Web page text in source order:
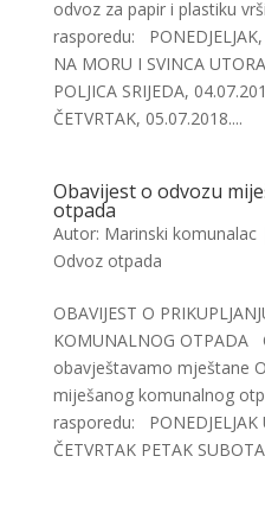
odvoz za papir i plastiku
rasporedu: PONEDJELJAK,
NA MORU I SVINCA
POLJICA SRIJEDA,
ČETVRTAK, 05.07.2018....
Obavijest o odvozu
otpada
Autor: Marinski komunalac
Odvoz otpada
OBAVIJEST O
KOMUNALNOG OTPADA
obavještavamo mještane
miješanog komunalnog
rasporedu: PONEDJELJAK
ČETVRTAK PETAK